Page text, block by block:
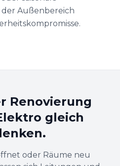
Außenbereich
Renovierung
gleich
oder Räume neu